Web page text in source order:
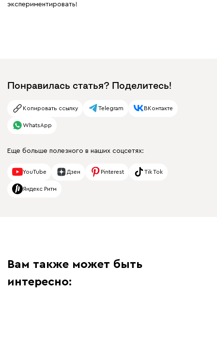
экспериментировать!
Понравилась статья? Поделитесь!
Копировать ссылку Telegram ВКонтакте
WhatsApp
Еще больше полезного в наших соцсетях:
YouTube Дзен Pinterest Tik Tok
Яндекс Ритм
Вам также может быть
интересно: